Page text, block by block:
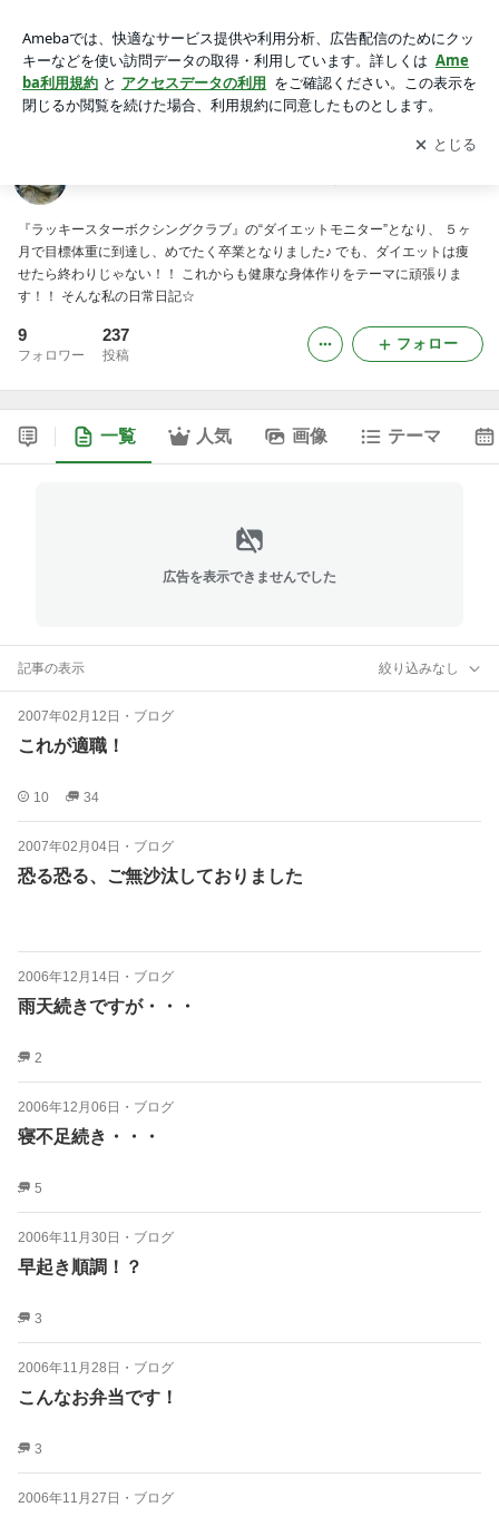
アプリをダウンロードして ブログの更新通知
を受け取りまし
ょう。
開く
『ラッキースターボクシングクラブ』の“ダイエットモニター”となり、 ５ヶ
月で目標体重に到達し、めでたく卒業となりました♪ でも、ダイエットは痩
せたら終わりじゃない！！ これからも健康な身体作りをテーマに頑張りま
す！！ そんな私の日常日記☆
9
フォロワー
237
投稿
フォロー
一覧 人気 画像 テーマ
広告を表示できませんでした
記事の表示 絞り込みなし
2007年02月12日 ・ ブログ
これが適職！
10 34
2007年02月04日 ・ ブログ
恐る恐る、ご無沙汰しておりました
2006年12月14日 ・ ブログ
雨天続きですが・・・
2
2006年12月06日 ・ ブログ
寝不足続き・・・
5
2006年11月30日 ・ ブログ
早起き順調！？
3
2006年11月28日 ・ ブログ
こんなお弁当です！
3
2006年11月27日 ・ ブログ